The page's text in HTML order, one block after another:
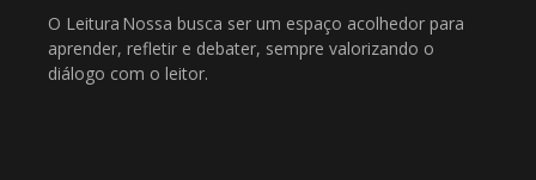
O Leitura Nossa busca ser um espaço acolhedor para
aprender, refletir e debater, sempre valorizando o
diálogo com o leitor.